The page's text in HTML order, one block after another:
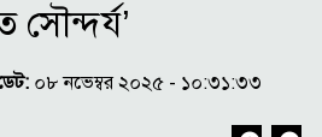
সৌন্দর্য’
০৮ নভেম্বর ২০২৫ - ১০:৩১:৩৩